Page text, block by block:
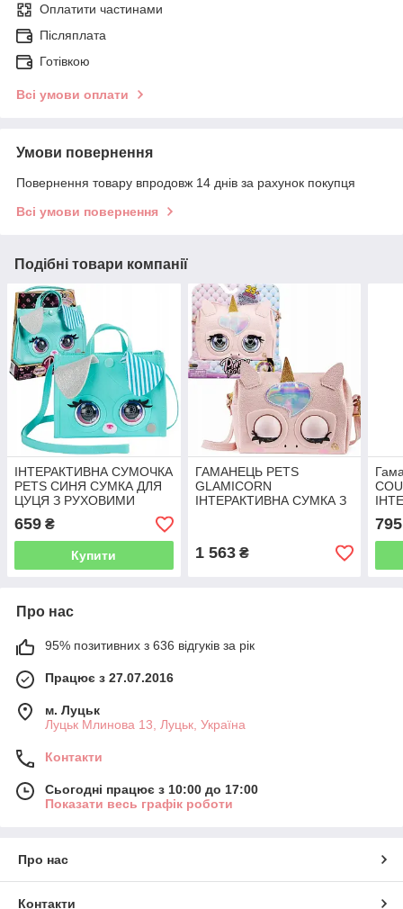
Оплатити частинами
Післяплата
Готівкою
Всі умови оплати
Умови повернення
Повернення товару впродовж 14 днів за рахунок покупця
Всі умови повернення
Подібні товари компанії
ІНТЕРАКТИВНА СУМОЧКА
PETS СИНЯ СУМКА ДЛЯ
ЦУЦЯ З РУХОВИМИ
659 ₴
Купити
ГАМАНЕЦЬ PETS
GLAMICORN
ІНТЕРАКТИВНА СУМКА З
1 563₴
795
Про нас
95% позитивних з 636 відгуків за рік
Працює з 27.07.2016
м. Луцьк
Луцьк Млинова 13, Луцьк, Україна
Контакти
Сьогодні працює з 10:00 до 17:00
Показати весь графік роботи
Про нас
Контакти